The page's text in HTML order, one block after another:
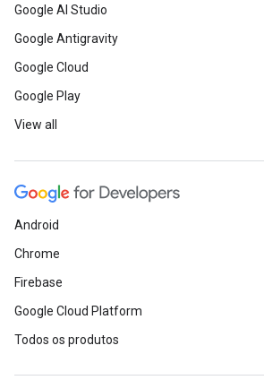
Google AI Studio
Google Antigravity
Google Cloud
Google Play
View all
Android
Chrome
Firebase
Google Cloud Platform
Todos os produtos